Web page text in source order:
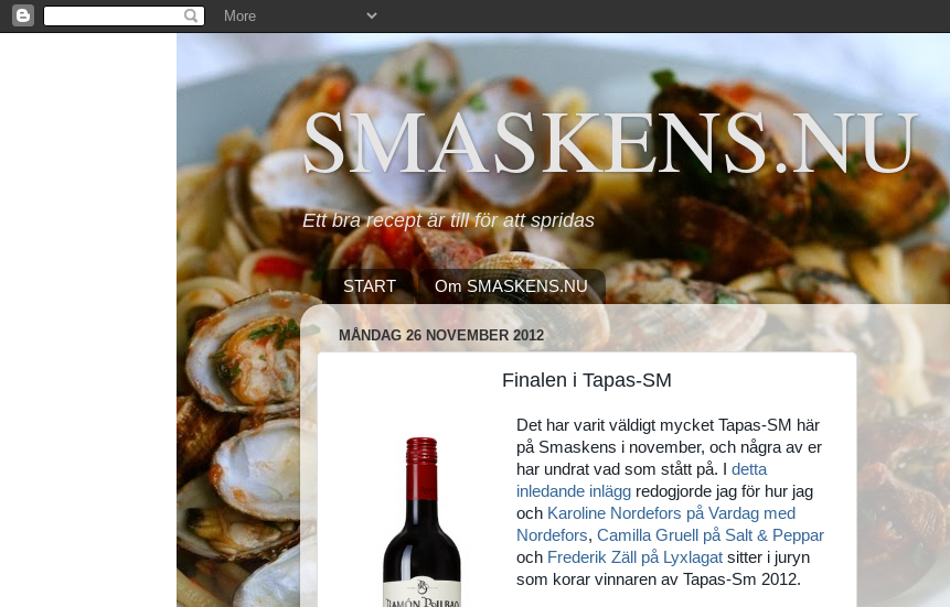
SMASKENS.NU
Ett bra recept är till för att spridas
START Om SMASKENS.NU
MÅNDAG 26 NOVEMBER 2012
Finalen i Tapas-SM
Det har varit väldigt mycket Tapas-SM här
på Smaskens i november, och några av er
har undrat vad som stått på. I detta
inledande inläggredogjorde jag för hur jag
och Karoline Nordefors på Vardag med
Nordefors, Camilla Gruell på Salt & Peppar
och Frederik Zäll på Lyxlagatsitter i juryn
som korar vinnaren av Tapas-Sm 2012.